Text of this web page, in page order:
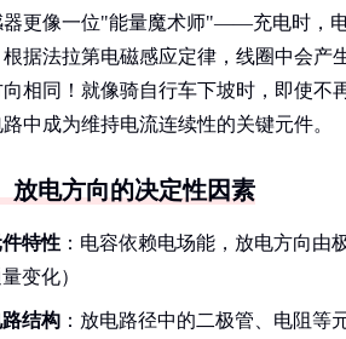
器更像一位"能量魔术师"——充电时，
据法拉第电磁感应定律，线圈中会产
相同！就像骑自行车下坡时，即使不
中成为维持电流连续性的关键元件。
放电方向的决定性因素
特性 ：电容依赖电场能，放电方向
变化）
结构 ：放电路径中的二极管、电阻